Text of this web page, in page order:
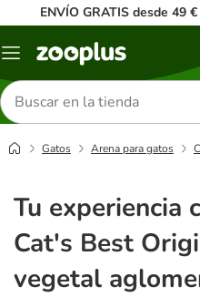
ENVÍO GRATIS desde 49
Menú
Buscar
productos
Gatos Arena para gatos
Tu experiencia
Cat's Best
vegetal